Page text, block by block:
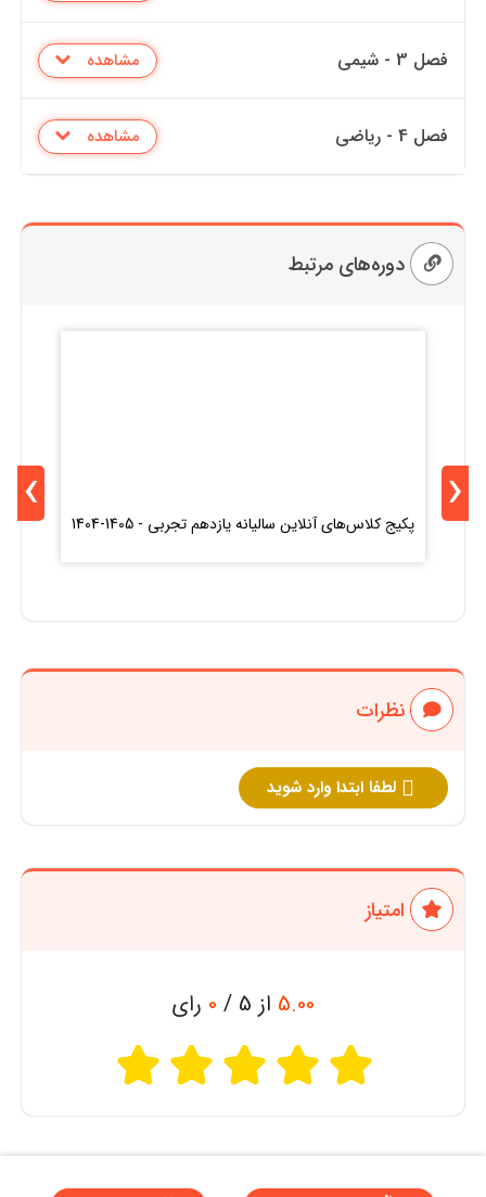
فصل 3 - شیمی مشاهده
فصل 4 - ریاضی مشاهده
دوره‌های مرتبط
پکیج کلاس‌های آنلاین سالیانه یازدهم تجربی - 1405-1404 ‹
›
نظرات
لطفا ابتدا وارد شوید
امتیاز
5.00 از 5 / 0 رای